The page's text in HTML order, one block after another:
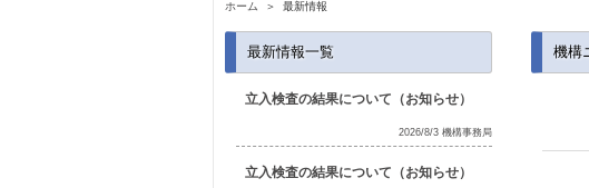
ホーム ＞ 最新情報
機構
最新情報一覧
立入検査の結果について（お知らせ）
2026/8/3 機構事務局
立入検査の結果について（お知らせ）